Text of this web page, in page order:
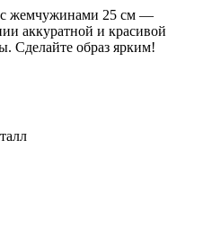
с жемчужинами 25 см —
аккуратной и красивой
Сделайте образ ярким!